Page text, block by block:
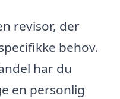
revisor, der
behov.
har du
en personlig